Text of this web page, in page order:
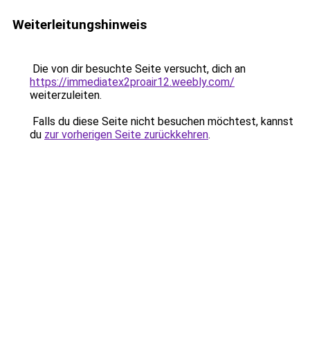
Weiterleitungshinweis
Die von dir besuchte Seite versucht, dich an
https://immediatex2proair12.weebly.com/
weiterzuleiten.
Falls du diese Seite nicht besuchen möchtest, kannst
du zur vorherigen Seite zurückkehren.